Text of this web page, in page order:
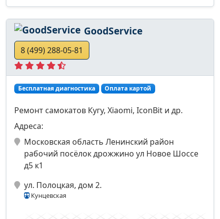
GoodService
8 (499) 288-05-81
Бесплатная диагностика Оплата картой
Ремонт самокатов Кугу, Xiaomi, IconBit и др.
Адреса:
Московская область Ленинский район
рабочий посёлок дрожжино ул Новое Шоссе
д5 к1
ул. Полоцкая, дом 2.
Кунцевская